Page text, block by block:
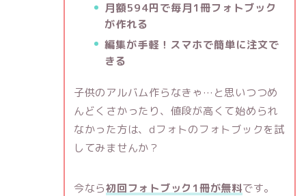
月額594円で毎月1冊フォトブック
が作れる
編集が手軽！スマホで簡単に注文で
きる
子供のアルバム作らなきゃ…と思いつつめ
んどくさかったり、値段が高くて始められ
なかった方は、dフォトのフォトブックを試
してみませんか？
今なら初回フォトブック1冊が無料です。